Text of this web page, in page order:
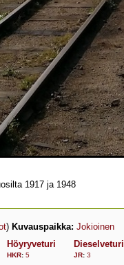
1917 ja 1948
) Kuvauspaikka: Jokioinen
Höyryveturi
HKR: 5
Dieselveturi
JR: 3